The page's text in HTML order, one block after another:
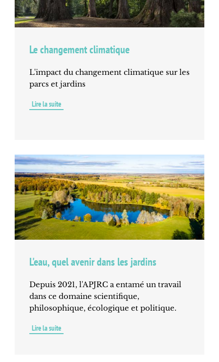
Le changement climatique
L'impact du changement climatique sur les
parcs et jardins
Lire la suite
L'eau, quel avenir dans les jardins
Depuis 2021, l'APJRC a entamé un travail
dans ce domaine scientifique,
philosophique, écologique et politique.
Lire la suite